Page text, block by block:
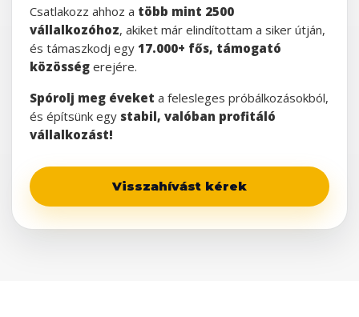
Csatlakozz ahhoz a több mint 2500
vállalkozóhoz, akiket már elindítottam a siker útján,
és támaszkodj egy 17.000+ fős, támogató
közösség erejére.
Spórolj meg éveket a felesleges próbálkozásokból,
és építsünk egy stabil, valóban profitáló
vállalkozást!
Visszahívást kérek